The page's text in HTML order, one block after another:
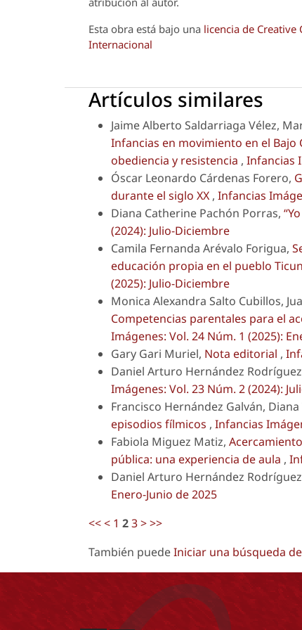
Esta obra está bajo una licencia de
Internacional
Artículos similares
Jaime Alberto Saldarriaga Vélez,
Infancias en movimiento en el
obediencia y resistencia , Infancias
Óscar Leonardo Cárdenas Forero,
durante el siglo XX , Infancias
Diana Catherine Pachón Porras,
(2024): Julio-Diciembre
Camila Fernanda Arévalo Forigua,
educación propia en el pueblo
(2025): Julio-Diciembre
Monica Alexandra Salto Cubillos,
Competencias parentales para el
Imágenes: Vol. 24 Núm. 1 (2025):
Gary Gari Muriel, Nota editorial ,
Daniel Arturo Hernández
Imágenes: Vol. 23 Núm. 2 (2024):
Francisco Hernández Galván,
episodios fílmicos , Infancias
Fabiola Miguez Matiz,
pública: una experiencia de aula ,
Daniel Arturo Hernández
Enero-Junio de 2025
<<< 1 23>>>
También puedeIniciar una búsqueda